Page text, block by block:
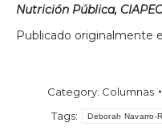
Nutrición Pública,
Publicado originalmente
Category: Columnas
Tags:
Deborah Navarro-